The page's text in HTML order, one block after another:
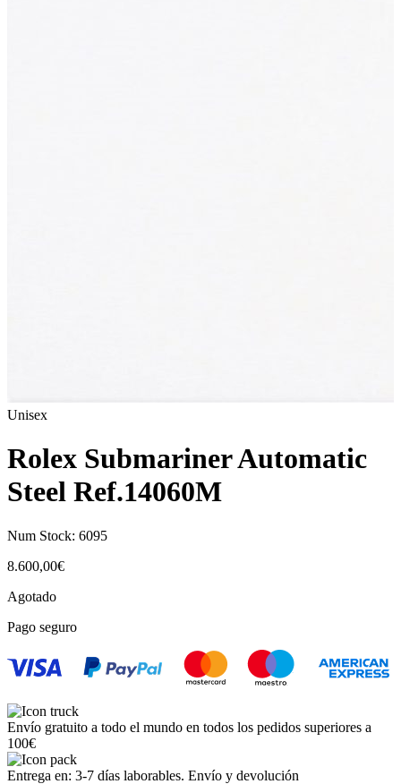
Unisex
Rolex Submariner Automatic
Steel Ref.14060M
Num Stock: 6095
8.600,00€
Agotado
Pago seguro
Envío gratuito a todo el mundo en todos los pedidos superiores a
100€
Entrega en: 3-7 días laborables. Envío y devolución